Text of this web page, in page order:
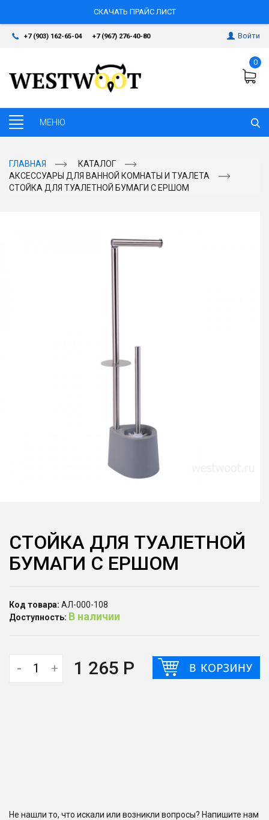
СКАЧАТЬ ПРАЙС ЛИСТ
+7 (903) 162-65-04 +7 (967) 276-40-80 Войти
0
ГЛАВНАЯ
КАТАЛОГ
АКСЕССУАРЫ ДЛЯ ВАННОЙ КОМНАТЫ И ТУАЛЕТА
СТОЙКА ДЛЯ ТУАЛЕТНОЙ БУМАГИ С ЕРШОМ
СТОЙКА ДЛЯ ТУАЛЕТНОЙ
БУМАГИ С ЕРШОМ
Код товара: АЛ-000-108
Доступность: В наличии
- + 1 265 Р
Не нашли то, что искали или возникли вопросы? Напишите нам